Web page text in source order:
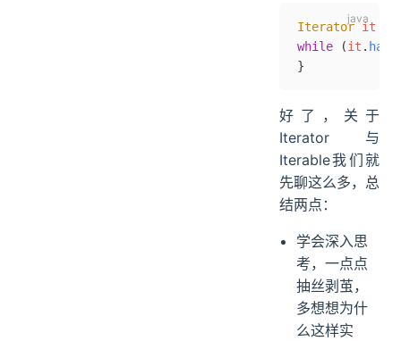
Iterator it
while (it .
}
好了，关于
Iterator与
Iterable我们就
先聊这么多，总
结两点：
学会深入思
考，一点点
抽丝剥茧，
多想想为什
么这样实